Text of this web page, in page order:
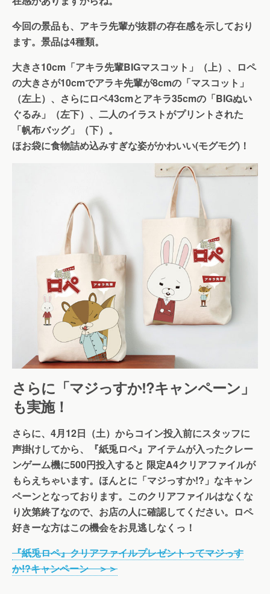
今回の景品も、アキラ先輩が抜群の存在感を示しており
ます。景品は4種類。
大きさ10cm「アキラ先輩BIGマスコット」（上）、ロペ
の大きさが10cmでアラキ先輩が8cmの「マスコット」
（左上）、さらにロペ43cmとアキラ35cmの「BIGぬい
ぐるみ」（左下）、二人のイラストがプリントされた
「帆布バッグ」（下）。
ほお袋に食物詰め込みすぎな姿がかわいい(モグモグ)！
さらに「マジっすか!?キャンペーン」
も実施！
さらに、4月12日（土）からコイン投入前にスタッフに
声掛けしてから、『紙兎ロペ』アイテムが入ったクレー
ンゲーム機に500円投入すると 限定A4クリアファイルが
もらえちゃいます。ほんとに「マジっすか!?」なキャン
ペーンとなっております。このクリアファイルはなくな
り次第終了なので、お店の人に確認してください。ロペ
好きーな方はこの機会をお見逃しなくっ！
『紙兎ロペ』クリアファイルプレゼントってマジっす
か!?キャンペーン ＞＞